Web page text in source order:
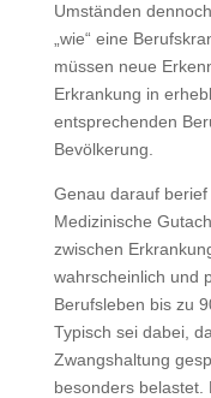
Umständen
„wie“ eine
müssen neue
Erkrankung in
entsprechenden
Bevölkerung.
Genau darauf
Medizinische
zwischen
wahrscheinlich und
Berufsleben bis zu
Typisch sei dabei,
Zwangshaltung
besonders belastet.